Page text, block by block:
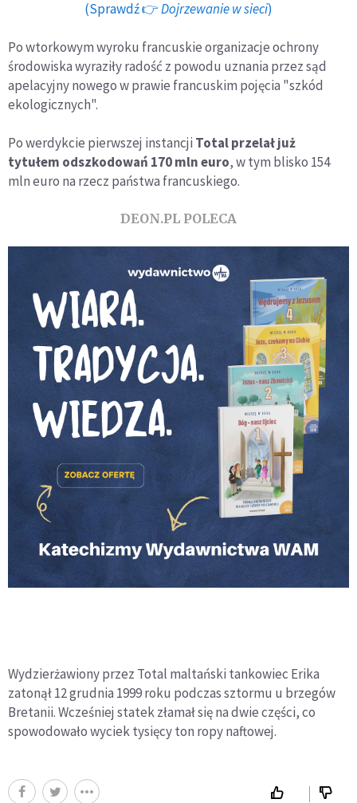
(Sprawdź 👉Dojrzewanie w sieci)
Po wtorkowym wyroku francuskie organizacje ochrony
środowiska wyraziły radość z powodu uznania przez sąd
apelacyjny nowego w prawie francuskim pojęcia "szkód
ekologicznych".
Po werdykcie pierwszej instancji Total przelał już
tytułem odszkodowań 170 mln euro, w tym blisko 154
mln euro na rzecz państwa francuskiego.
DEON.PL POLECA
Wydzierżawiony przez Total maltański tankowiec Erika
zatonął 12 grudnia 1999 roku podczas sztormu u brzegów
Bretanii. Wcześniej statek złamał się na dwie części, co
spowodowało wyciek tysięcy ton ropy naftowej.